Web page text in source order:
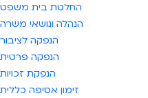
החלטת בית משפט
הנהלה ונושאי משרה
הנפקה לציבור
הנפקה פרטית
הנפקת זכויות
זימון אסיפה כללית